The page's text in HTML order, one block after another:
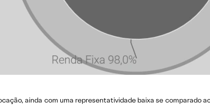
ainda com uma representatividade baixa se comparado